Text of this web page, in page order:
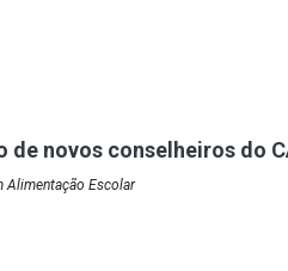
de novos conselheiros do
Alimentação Escolar